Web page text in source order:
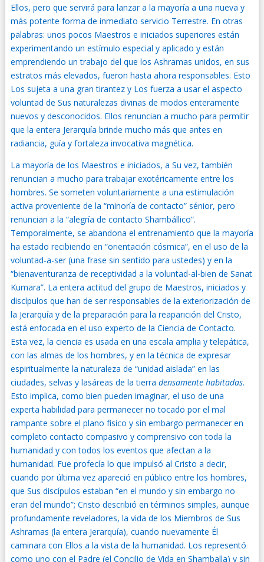
Ellos, pero que servirá para lanzar a la mayoría a una nueva y
más potente forma de inmediato servicio Terrestre. En otras
palabras: unos pocos Maestros e iniciados superiores están
experimentando un estímulo especial y aplicado y están
emprendiendo un trabajo del que los Ashramas unidos, en sus
estratos más elevados, fueron hasta ahora responsables. Esto
Los sujeta a una gran tirantez y Los fuerza a usar el aspecto
voluntad de Sus naturalezas divinas de modos enteramente
nuevos y desconocidos. Ellos renuncian a mucho para permitir
que la entera Jerarquía brinde mucho más que antes en
radiancia, guía y fortaleza invocativa magnética.
La mayoría de los Maestros e iniciados, a Su vez, también
renuncian a mucho para trabajar exotéricamente entre los
hombres. Se someten voluntariamente a una estimulación
activa proveniente de la “minoría de contacto” sénior, pero
renuncian a la “alegría de contacto Shambállico”.
Temporalmente, se abandona el entrenamiento que la mayoría
ha estado recibiendo en “orientación cósmica”, en el uso de la
voluntad-a-ser (una frase sin sentido para ustedes) y en la
“bienaventuranza de receptividad a la voluntad-al-bien de Sanat
Kumara”. La entera actitud del grupo de Maestros, iniciados y
discípulos que han de ser responsables de la exteriorización de
la Jerarquía y de la preparación para la reaparición del Cristo,
está enfocada en el uso experto de la Ciencia de Contacto.
Esta vez, la ciencia es usada en una escala amplia y telepática,
con las almas de los hombres, y en la técnica de expresar
espiritualmente la naturaleza de “unidad aislada” en las
ciudades, selvas y lasáreas de la tierra densamente habitadas.
Esto implica, como bien pueden imaginar, el uso de una
experta habilidad para permanecer no tocado por el mal
rampante sobre el plano físico y sin embargo permanecer en
completo contacto compasivo y comprensivo con toda la
humanidad y con todos los eventos que afectan a la
humanidad. Fue profecía lo que impulsó al Cristo a decir,
cuando por última vez apareció en público entre los hombres,
que Sus discípulos estaban “en el mundo y sin embargo no
eran del mundo”; Cristo describió en términos simples, aunque
profundamente reveladores, la vida de los Miembros de Sus
Ashramas (la entera Jerarquía), cuando nuevamente Él
caminara con Ellos a la vista de la humanidad. Los representó
como uno con el Padre (el Concilio de Vida en Shamballa) y sin